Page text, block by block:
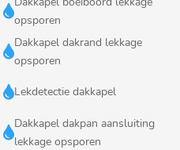

opsporen

Dakkapel dakrand lekkage
opsporen
Lekdetectie dakkapel

Dakkapel dakpan aansluiting
lekkage opsporen